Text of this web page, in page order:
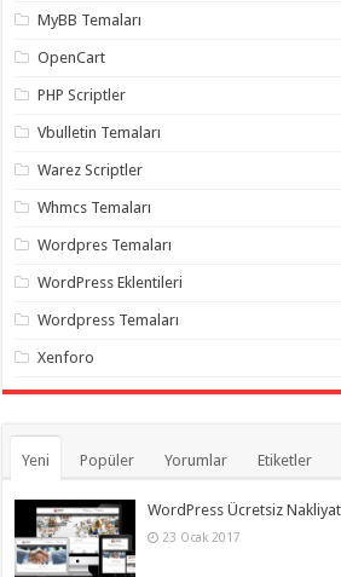
gaziantep
gaziantep
gaziantep
twitter
hilesi ,
takipçi
instagram
hilesi ,
MyBB Temaları
OpenCart
PHP Scriptler
Vbulletin Temaları
Warez Scriptler
Whmcs Temaları
Wordpres Temaları
WordPress Eklentileri
Wordpress Temaları
Xenforo
Yeni Popüler Yorumlar Etiketler
WordPress Ücretsiz Nakliyat
23 Ocak 2017